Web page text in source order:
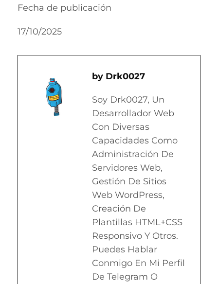
Fecha de publicación
17/10/2025
Drk0027
Soy Drk0027, Un
Desarrollador Web
Con Diversas
Capacidades Como
Administración De
Servidores Web,
Gestión De Sitios
Web WordPress,
Creación De
Plantillas HTML+CSS
Responsivo Y Otros.
Puedes Hablar
Conmigo En Mi Perfil
De Telegram O